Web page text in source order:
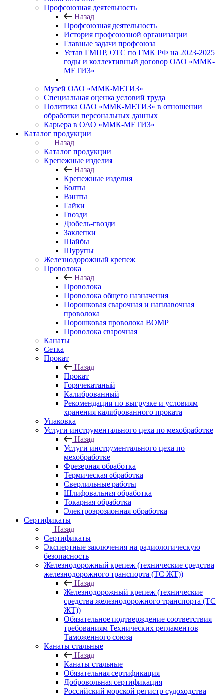
Профсоюзная деятельность
Назад
Профсоюзная деятельность
История профсоюзной организации
Главные задачи профсоюза
Устав ГМПР, ОТС по ГМК РФ на 2023-2025
годы и коллективный договор ОАО «ММК-
МЕТИЗ»
Музей ОАО «ММК-МЕТИЗ»
Специальная оценка условий труда
Политика ОАО «ММК-МЕТИЗ» в отношении
обработки персональных данных
Карьера в ОАО «ММК-МЕТИЗ»
Каталог продукции
Назад
Каталог продукции
Крепежные изделия
Назад
Крепежные изделия
Болты
Винты
Гайки
Гвозди
Дюбель-гвозди
Заклепки
Шайбы
Шурупы
Железнодорожный крепеж
Проволока
Назад
Проволока
Проволока общего назначения
Порошковая сварочная и наплавочная
проволока
Порошковая проволока ВОМР
Проволока сварочная
Канаты
Сетка
Прокат
Назад
Прокат
Горячекатаный
Калиброванный
Рекомендации по выгрузке и условиям
хранения калиброванного проката
Упаковка
Услуги инструментального цеха по мехобработке
Назад
Услуги инструментального цеха по
мехобработке
Фрезерная обработка
Термическая обработка
Сверлильные работы
Шлифовальная обработка
Токарная обработка
Электроэрозионная обработка
Сертификаты
Назад
Сертификаты
Экспертные заключения на радиологическую
безопасность
Железнодорожный крепеж (технические средства
железнодорожного транспорта (ТС ЖТ))
Назад
Железнодорожный крепеж (технические
средства железнодорожного транспорта (ТС
ЖТ))
Обязательное подтверждение соответствия
требованиям Технических регламентов
Таможенного союза
Канаты стальные
Назад
Канаты стальные
Обязательная сертификация
Добровольная сертификация
Российский морской регистр судоходства